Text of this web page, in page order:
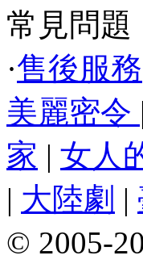
常見問題
·售後服務
美麗密令 |
家 | 女人
| 大陸劇 |
© 2005-